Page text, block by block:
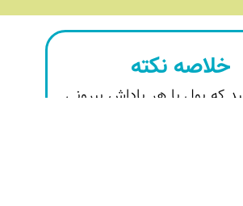
که پول یا هر پاداش بیرونی